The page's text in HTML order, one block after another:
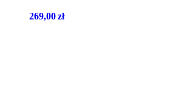
269,00zł